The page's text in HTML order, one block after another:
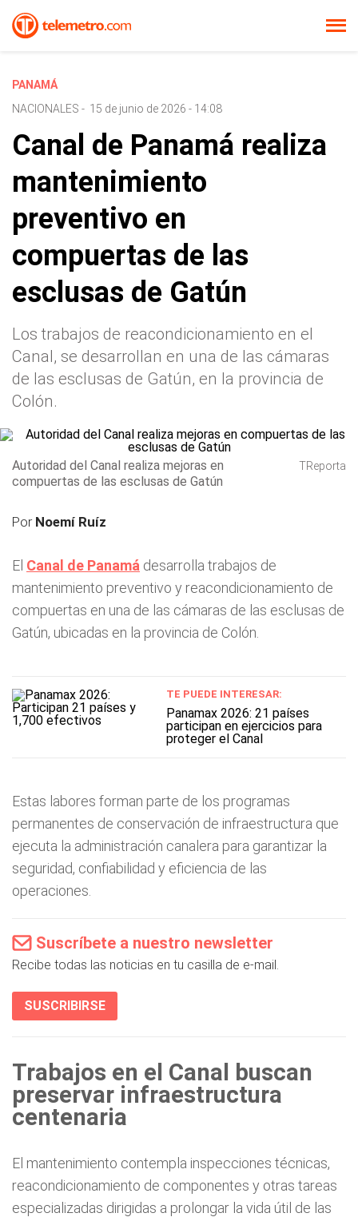
PANAMÁ
NACIONALES - 15 de junio de 2026 - 14:08
Canal de Panamá realiza
mantenimiento
preventivo en
compuertas de las
esclusas de Gatún
Los trabajos de reacondicionamiento en el
Canal, se desarrollan en una de las cámaras
de las esclusas de Gatún, en la provincia de
Colón.
Autoridad del Canal realiza mejoras en
compuertas de las esclusas de Gatún
TReporta
Por Noemí Ruíz
El Canal de Panamá desarrolla trabajos de
mantenimiento preventivo y reacondicionamiento de
compuertas en una de las cámaras de las esclusas de
Gatún, ubicadas en la provincia de Colón.
TE PUEDE INTERESAR:
Panamax 2026: 21 países
participan en ejercicios para
proteger el Canal
Estas labores forman parte de los programas
permanentes de conservación de infraestructura que
ejecuta la administración canalera para garantizar la
seguridad, confiabilidad y eficiencia de las
operaciones.
Suscríbete a nuestro newsletter
Recibe todas las noticias en tu casilla de e-mail.
SUSCRIBIRSE
Trabajos en el Canal buscan
preservar infraestructura
centenaria
El mantenimiento contempla inspecciones técnicas,
reacondicionamiento de componentes y otras tareas
especializadas dirigidas a prolongar la vida útil de las